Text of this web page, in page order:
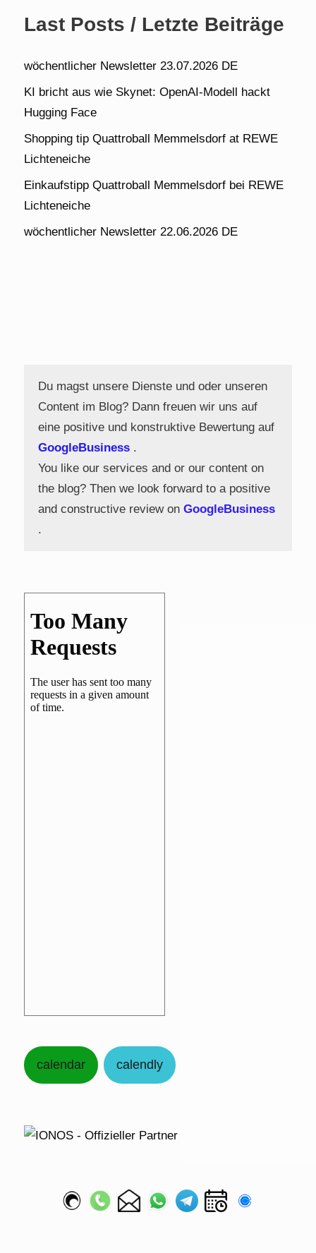
Last Posts / Letzte Beiträge
wöchentlicher Newsletter 23.07.2026 DE
KI bricht aus wie Skynet: OpenAI-Modell hackt
Hugging Face
Shopping tip Quattroball Memmelsdorf at REWE
Lichteneiche
Einkaufstipp Quattroball Memmelsdorf bei REWE
Lichteneiche
wöchentlicher Newsletter 22.06.2026 DE
Du magst unsere Dienste und oder unseren
Content im Blog? Dann freuen wir uns auf
eine positive und konstruktive Bewertung auf
GoogleBusiness .
You like our services and or our content on
the blog? Then we look forward to a positive
and constructive review on GoogleBusiness
.
calendar calendly